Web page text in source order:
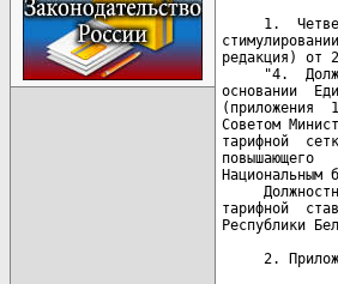
1.
редакция) от
"4.
основании
(приложения
Советом
тарифной
повышающего
Национальным
тарифной
Республики
2.